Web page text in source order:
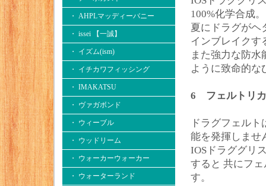
・ AHPLマッディーバニー
・ issei 【一誠】
・ イズム(ism)
・ イチカワフィッシング
・ IMAKATSU
・ ヴァガボンド
・ ウィーブル
・ ウッドリーム
・ ウォーカーウォーカー
・ ウォーターランド
100%化学合成。
夏にドラグがヘ
インブレイクす
また強力な防
ように致命的な
6 フェルトリ
ドラグフェル
能を発揮しませ
IOSドラググリ
すると 共にフ
す。